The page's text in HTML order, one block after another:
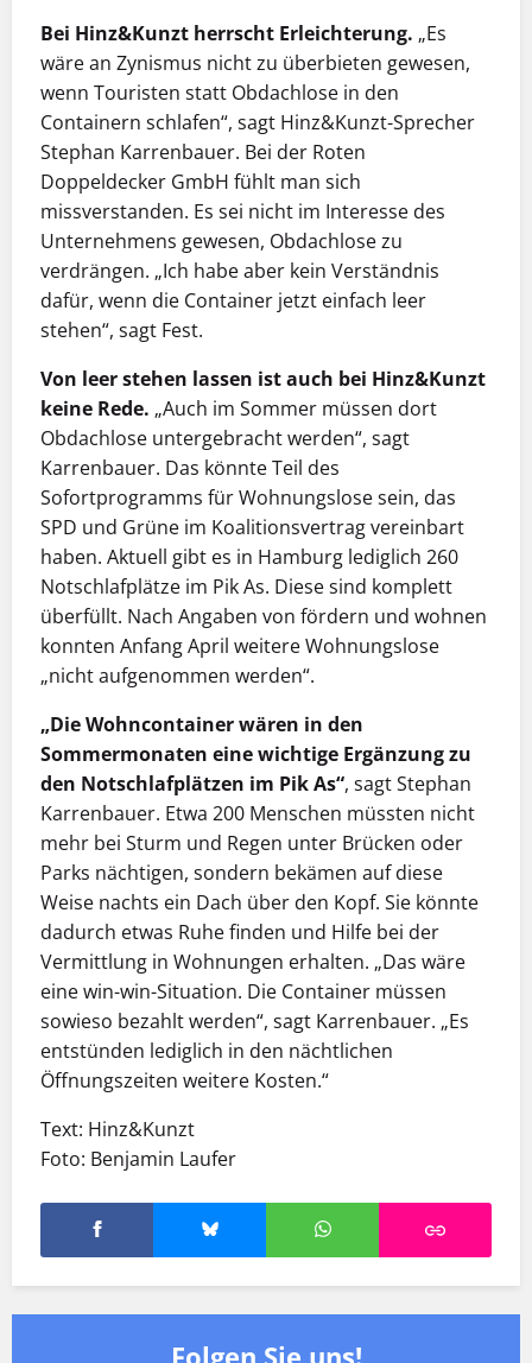
Bei Hinz&Kunzt herrscht Erleichterung. „Es
wäre an Zynismus nicht zu überbieten gewesen,
wenn Touristen statt Obdachlose in den
Containern schlafen“, sagt Hinz&Kunzt-Sprecher
Stephan Karrenbauer. Bei der Roten
Doppeldecker GmbH fühlt man sich
missverstanden. Es sei nicht im Interesse des
Unternehmens gewesen, Obdachlose zu
verdrängen. „Ich habe aber kein Verständnis
dafür, wenn die Container jetzt einfach leer
stehen“, sagt Fest.
Von leer stehen lassen ist auch bei Hinz&Kunzt
keine Rede. „Auch im Sommer müssen dort
Obdachlose untergebracht werden“, sagt
Karrenbauer. Das könnte Teil des
Sofortprogramms für Wohnungslose sein, das
SPD und Grüne im Koalitionsvertrag vereinbart
haben. Aktuell gibt es in Hamburg lediglich 260
Notschlafplätze im Pik As. Diese sind komplett
überfüllt. Nach Angaben von fördern und wohnen
konnten Anfang April weitere Wohnungslose
„nicht aufgenommen werden“.
„Die Wohncontainer wären in den
Sommermonaten eine wichtige Ergänzung zu
den Notschlafplätzen im Pik As“, sagt Stephan
Karrenbauer. Etwa 200 Menschen müssten nicht
mehr bei Sturm und Regen unter Brücken oder
Parks nächtigen, sondern bekämen auf diese
Weise nachts ein Dach über den Kopf. Sie könnte
dadurch etwas Ruhe finden und Hilfe bei der
Vermittlung in Wohnungen erhalten. „Das wäre
eine win-win-Situation. Die Container müssen
sowieso bezahlt werden“, sagt Karrenbauer. „Es
entstünden lediglich in den nächtlichen
Öffnungszeiten weitere Kosten.“
Text: Hinz&Kunzt
Foto: Benjamin Laufer